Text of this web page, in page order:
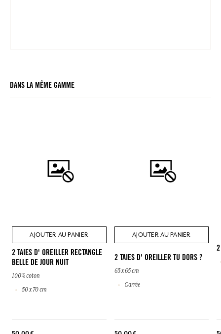
DANS LA MÊME GAMME
AJOUTER AU PANIER
2 TAIES D' OREILLER RECTANGLE
BELLE DE JOUR NUIT
100% coton
50 x 70 cm
AJOUTER AU PANIER
2 TAIES D' OREILLER TU DORS ?
65 x 65 cm
Carrée
2